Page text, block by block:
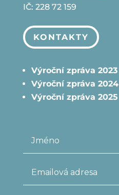
IČ: 228 72 159
KONTAKTY
Výroční zpráva 2023
Výroční zpráva 2024
Výroční zpráva 2025